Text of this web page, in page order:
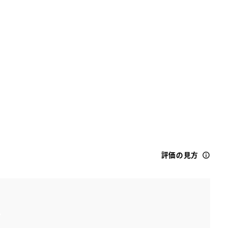
評価の見方